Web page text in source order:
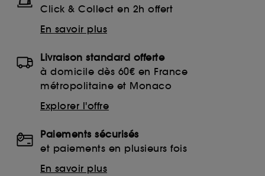
Click & Collect en 2h offert
En savoir plus
Livraison standard offerte
à domicile dès 60€ en France
métropolitaine et Monaco
Explorer l'offre
Paiements sécurisés
et paiements en plusieurs fois
En savoir plus